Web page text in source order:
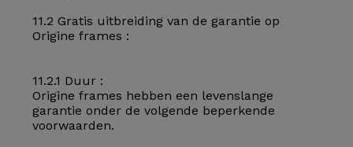
11.2 Gratis uitbreiding van de garantie op
Origine frames :
11.2.1 Duur :
Origine frames hebben een levenslange
garantie onder de volgende beperkende
voorwaarden.